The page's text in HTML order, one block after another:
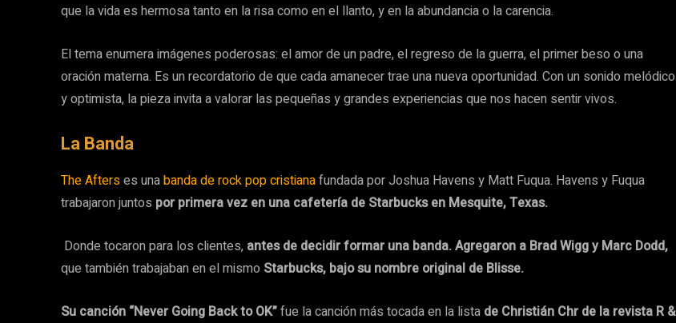
que la vida es hermosa tanto en la risa como en el llanto, y en la abundancia o la carencia.
El tema enumera imágenes poderosas: el amor de un padre, el regreso de la guerra, el primer beso o una
oración materna. Es un recordatorio de que cada amanecer trae una nueva oportunidad. Con un sonido melódico
y optimista, la pieza invita a valorar las pequeñas y grandes experiencias que nos hacen sentir vivos.
La Banda
The Afterses unabanda de rock pop cristianafundada por Joshua Havens y Matt Fuqua. Havens y Fuqua
trabajaron juntos por primera vez en una cafetería de Starbucks en Mesquite, Texas.
Donde tocaron para los clientes, antes de decidir formar una banda. Agregaron a Brad Wigg y Marc Dodd,
que también trabajaban en el mismo Starbucks, bajo su nombre original de Blisse.
Su canción “Never Going Back to OK”fue la canción más tocada en la lista de Christián Chr de la revista R &